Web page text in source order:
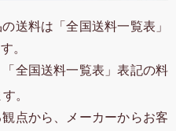
送料は「全国送料一覧表」
。
全国送料一覧表」表記の料
。
点から、メーカーからお客